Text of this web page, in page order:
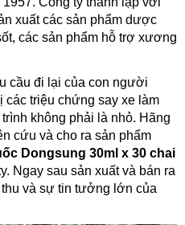
xuất các sản phẩm dược
các sản phẩm hỗ trợ xương
cầu đi lại của con người
triệu chứng say xe làm
không phải là nhỏ. Hãng
cứu và cho ra sản phẩm
Dongsung 30ml x 30 chai
Ngay sau sản xuất và bán ra
và sự tin tưởng lớn của